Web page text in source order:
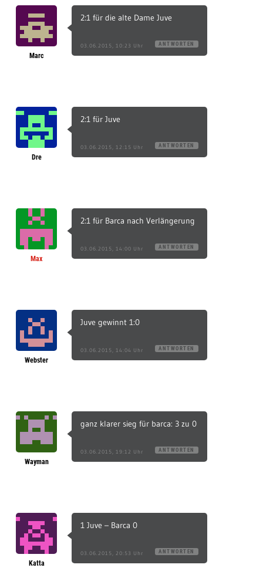
Marc
2:1 für die alte Dame Juve
03.06.2015, 10:23 Uhr ANTWORTEN
Dre
2:1 für Juve
03.06.2015, 12:15 Uhr ANTWORTEN
Max
2:1 für Barca nach Verlängerung
03.06.2015, 14:00 Uhr ANTWORTEN
Webster
Juve gewinnt 1:0
03.06.2015, 14:04 Uhr ANTWORTEN
Wayman
ganz klarer sieg für barca: 3 zu 0
03.06.2015, 19:12 Uhr ANTWORTEN
Katta
1 Juve – Barca 0
03.06.2015, 20:53 Uhr ANTWORTEN